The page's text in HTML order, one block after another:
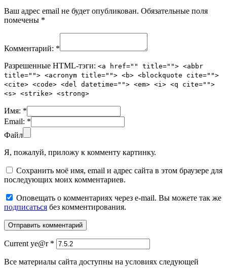
Ваш адрес email не будет опубликован. Обязательные поля
помечены *
Комментарий: *
Разрешенные HTML-тэги: <a href="" title=""> <abbr
title=""> <acronym title=""> <b> <blockquote cite="">
<cite> <code> <del datetime=""> <em> <i> <q cite="">
<s> <strike> <strong>
Имя: *
Email: *
Файл
Я, пожалуй, приложу к комменту картинку.
Сохранить моё имя, email и адрес сайта в этом браузере для
последующих моих комментариев.
Оповещать о комментариях через e-mail. Вы можете так же
подписаться без комментирования.
Current ye@r *
Все материалы сайта доступны на условиях следующей